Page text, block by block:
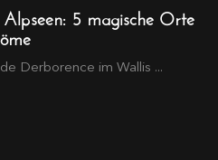
5 magische Orte
Derborence im Wallis ...